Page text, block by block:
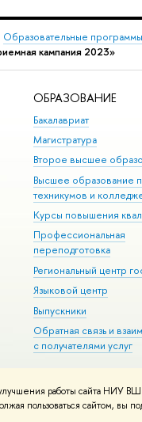
работы сайта НИУ
пользоваться сайтом, вы
Образовательные
кампания 2023»
ОБРАЗОВАНИЕ
Бакалавриат
Магистратура
Второе высшее
Высшее образование
техникумов и
Курсы повышения
Профессиональная
переподготовка
Региональный центр
Языковой центр
Выпускники
Обратная связь и
с получателями услуг
Условия
вШколе дизайна НИУ